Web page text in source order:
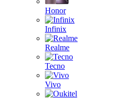
Honor
Infinix
Realme
Tecno
Vivo